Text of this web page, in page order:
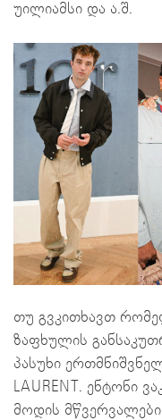
უილიამსი და ა.შ.
თუ გვკითხავთ
ზაფხულის
პასუხი
LAURENT. ენტონი
მოდის